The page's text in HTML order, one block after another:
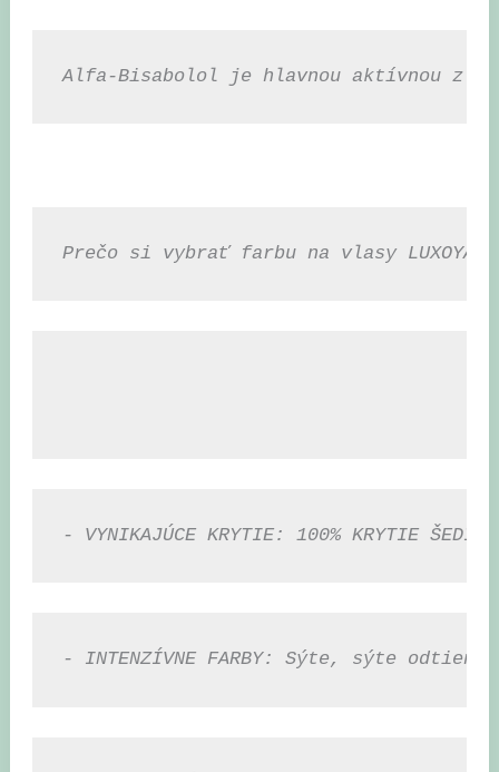
Alfa-Bisabolol je hlavnou aktívnou
Prečo si vybrať farbu na vlasy LUXOYA
- VYNIKAJÚCE KRYTIE: 100% KRYTIE
- INTENZÍVNE FARBY: Sýte, sýte